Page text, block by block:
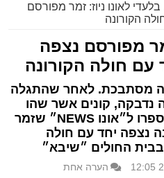
בלעדי לאונו ניוז: זמר מפורסם
הקורונה
מפורסם נצפה
עם חולה הקורונה
מסתבכת. לאחר שהתגלה
נדבקה, קונים אשר שהו
בחנות "הפיראט האדום" ספרו ל״אונו NEWS״ שזמר
נצפה יחד עם חולה
החולים ״שיבא״
הערה אחת